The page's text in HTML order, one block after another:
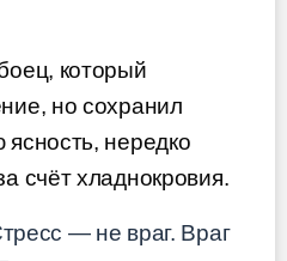
который
но сохранил
ясность, нередко
счёт хладнокровия.
— не враг. Враг